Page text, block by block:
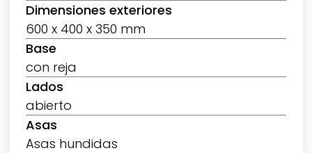
Dimensiones exteriores
600 x 400 x 350 mm
Base
con reja
Lados
abierto
Asas
Asas hundidas